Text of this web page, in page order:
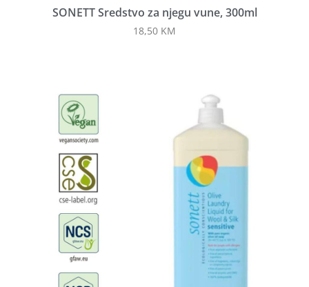
SONETT Sredstvo za njegu vune, 300ml
18,50 KM